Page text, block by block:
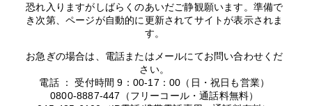
恐れ入りますがしばらくのあいだご静観願います。準備で
き次第、ページが自動的に更新されてサイトが表示されま
す。
お急ぎの場合は、電話またはメールにてお問い合わせくだ
さい。
電話 ： 受付時間 9：00-17：00（日・祝日も営業）
0800-8887-447（フリーコール・通話料無料）